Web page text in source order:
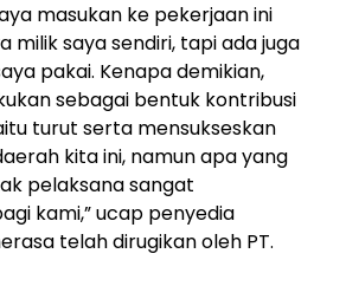
masukan ke pekerjaan ini
milik saya sendiri, tapi ada juga
pakai. Kenapa demikian,
sebagai bentuk kontribusi
turut serta mensukseskan
kita ini, namun apa yang
pelaksana sangat
kami,” ucap penyedia
telah dirugikan oleh PT.